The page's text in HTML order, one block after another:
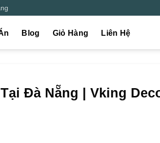
Blog Giỏ Hàng Liên Hệ
Đà Nẵng | Vking